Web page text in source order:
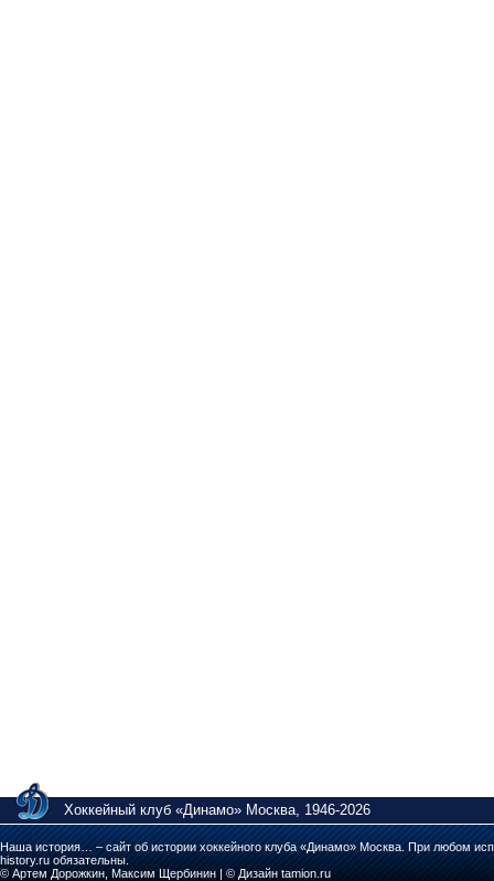
Хоккейный клуб «Динамо» Москва, 1946-2026
Наша история… – сайт об истории хоккейного клуба «Динамо» Москва. При любом
history.ru обязательны.
© Артем Дорожкин, Максим Щербинин | © Дизайн tamion.ru